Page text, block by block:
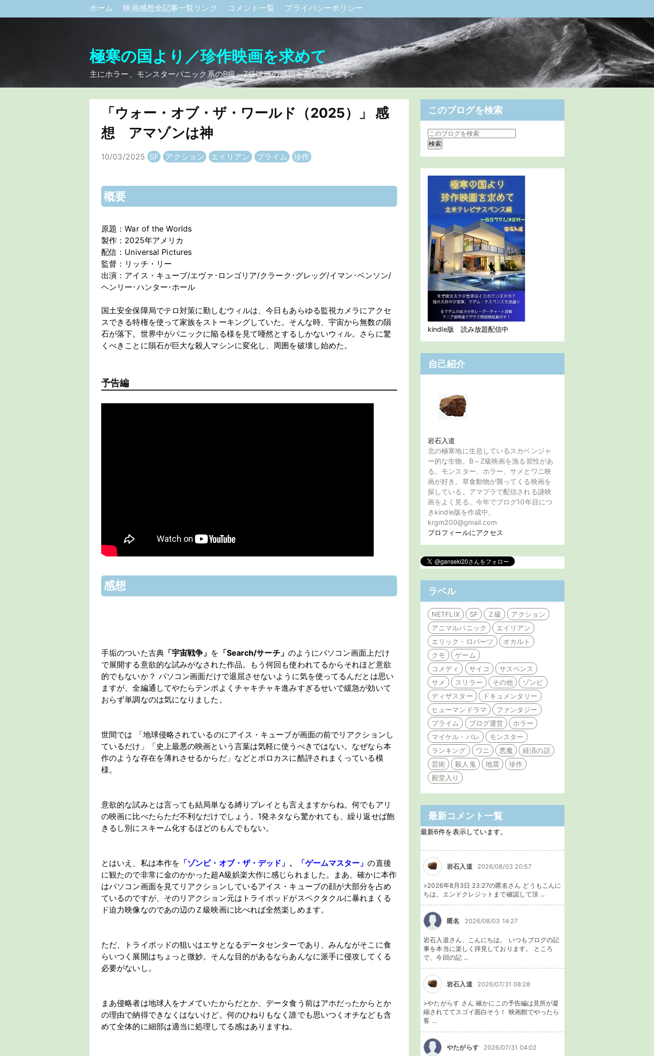
ホーム 映画感想全記事一覧リンク コメント一覧 プライバシーポリシー
極寒の国より／珍作映画を求めて
主にホラー、モンスターパニック系のB級～Z級映画の感想を書いています。
「ウォー・オブ・ザ・ワールド（2025）」 感
想 アマゾンは神
10/03/2025 SF アクション エイリアン プライム 珍作
概要
原題：War of the Worlds
製作：2025年アメリカ
配信：Universal Pictures
監督：リッチ・リー
出演：アイス・キューブ/エヴァ･ロンゴリア/クラーク･グレッグ/イマン･ベンソン/
ヘンリー･ハンター･ホール
国土安全保障局でテロ対策に勤しむウィルは、今日もあらゆる監視カメラにアクセ
スできる特権を使って家族をストーキングしていた。そんな時、宇宙から無数の隕
石が落下。世界中がパニックに陥る様を見て唖然とするしかないウィル。さらに驚
くべきことに隕石が巨大な殺人マシンに変化し、周囲を破壊し始めた。
予告編
感想
手垢のついた古典「宇宙戦争」 を 「Search/サーチ」 のようにパソコン画面上だけ
で展開する意欲的な試みがなされた作品。もう何回も使われてるからそれほど意欲
的でもないか？ パソコン画面だけで退屈させないように気を使ってるんだとは思い
ますが、全編通してやたらテンポよくチャキチャキ進みすぎるせいで緩急が効いて
おらず単調なのは気になりました。
世間では 「地球侵略されているのにアイス・キューブが画面の前でリアクションし
ているだけ」「史上最悪の映画という言葉は気軽に使うべきではない。なぜなら本
作のような存在を薄れさせるからだ」などとボロカスに酷評されまくっている模
様。
意欲的な試みとは言っても結局単なる縛りプレイとも言えますからね。何でもアリ
の映画に比べたらただ不利なだけでしょう。1発ネタなら驚かれても、繰り返せば飽
きるし別にスキーム化するほどのもんでもない。
とはいえ、私は本作を 「ゾンビ・オブ・ザ・デッド」 、 「ゲームマスター」の直後
に観たので非常に金のかかった超A級娯楽大作に感じられました。まあ、確かに本作
はパソコン画面を見てリアクションしているアイス・キューブの顔が大部分を占め
ているのですが、そのリアクション元はトライポッドがスペクタクルに暴れまくる
ド迫力映像なのであの辺のＺ級映画に比べれば全然楽しめます。
ただ、トライポッドの狙いはエサとなるデータセンターであり、みんながそこに食
らいつく展開はちょっと微妙。そんな目的があるならあんなに派手に侵攻してくる
必要がないし。
まあ侵略者は地球人をナメていたからだとか、データ食う前はアホだったからとか
の理由で納得できなくはないけど。何のひねりもなく誰でも思いつくオチなども含
めて全体的に細部は適当に処理してる感はありますね。
このブログを検索
kindle版 読み放題配信中
自己紹介
岩石入道
北の極寒地に生息しているスカベンジャ
ー的な生物。B～Z級映画を漁る習性があ
る。モンスター、ホラー、サメとワニ映
画が好き。草食動物が襲ってくる映画を
探している。アマプラで配信される謎映
画をよく見る。今年でブログ10年目につ
きkindle版を作成中。
krgm200@gmail.com
プロフィールにアクセス
ラベル
NETFLIX SF Ｚ級
アクション
アニマルパニック
エイリアン
エリック・ロバーツ
オカルト
クモ
ゲーム
コメディ
サイコ
サスペンス
サメ
スリラー その他
ゾンビ
ディザスター
ドキュメンタリー
ヒューマンドラマ
ファンタジー
プライム
ブログ運営
ホラー
マイケル・パレ
モンスター
ランキング
ワニ 悪魔
経済の話
芸術
殺人鬼 地震
珍作
殿堂入り
最新コメント一覧
最新6件を表示しています。
岩石入道 2026/08/03 20:57
>2026年8月3日 23:27の匿名さん どうもこんに
ちは。エンドクレジットまで確認して頂 ...
匿名 2026/08/03 14:27
岩石入道さん、こんにちは。 いつもブログの記
事を本当に楽しく拝見しております。 ところ
で、今回の記 ...
岩石入道 2026/07/31 08:28
>やたがらす さん 確かにこの予告編は見所が凝
縮されててスゴイ面白そう！ 映画館でやったら
客 ...
やたがらす 2026/07/31 04:02